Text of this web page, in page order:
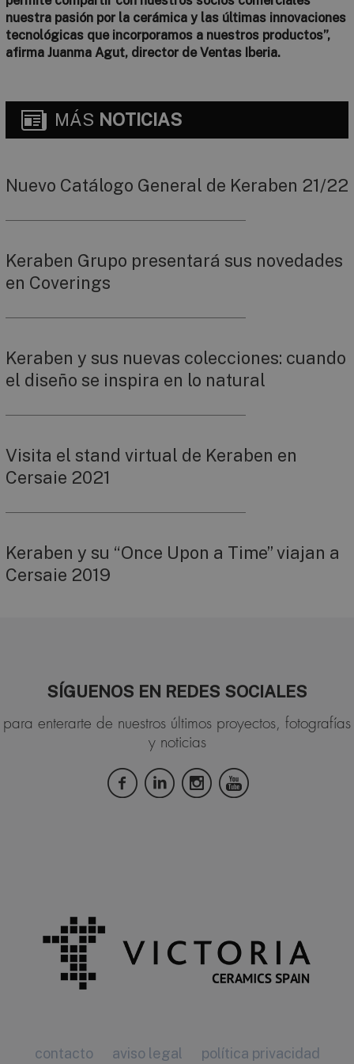
nuestra pasión por la cerámica y las últimas innovaciones
tecnológicas que incorporamos a nuestros productos”,
afirma Juanma Agut, director de Ventas Iberia.
MÁS NOTICIAS
Nuevo Catálogo General de Keraben 21/22
Keraben Grupo presentará sus novedades
en Coverings
Keraben y sus nuevas colecciones: cuando
el diseño se inspira en lo natural
Visita el stand virtual de Keraben en
Cersaie 2021
Keraben y su “Once Upon a Time” viajan a
Cersaie 2019
SÍGUENOS EN REDES SOCIALES
para enterarte de nuestros últimos proyectos, fotografías
y noticias
contacto aviso legal
política privacidad